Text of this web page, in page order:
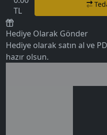
5.0
TL
Hediye Olarak Gönder
Hediye olarak satın al ve
hazır olsun.